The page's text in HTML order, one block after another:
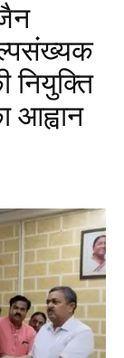
नियुक्ति
आह्वान